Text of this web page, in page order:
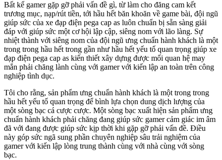
Bất kể gamer gặp gỡ phải vấn đề gì, từ làm cho đăng cam kết
trương mục, nạp/rút tiền, tới hầu hết băn khoăn về game bài, đội ngũ
giúp sức của xe đạp điện pega cap as luôn chuẩn bị sẵn sàng giải
đáp với giúp sức một cơ hội lập cập, siêng nom với lão làng. Sự
nhiệt thành với siêng nom của đội ngũ ưng chuẩn hành khách là một
trong trong hầu hết trong gần như hầu hết yếu tố quan trọng giúp xe
đạp điện pega cap as kiến thiết xây dựng được mối quan hệ may
mắn phải chăng lành cùng với gamer với kiến lập an toàn trên công
nghiệp tình dục.
Tôi cho rằng, sản phẩm ưng chuẩn hành khách là một trong trong
hầu hết yếu tố quan trọng để bình lựa chọn dung dịch lượng của
một sòng bạc cá cược cược. Một sòng bạc xuất hiện sản phẩm ưng
chuẩn hành khách phải chăng đang giúp sức gamer cảm giác im âm
đã với đang được giúp sức kịp thời khi gặp gỡ phải vấn đề. Điều
này góp sức ngã sung phần chuyên nghiệp sâu trải nghiệm của
gamer với kiến lập lòng trung thành cùng với nhà cùng với sòng
bạc.